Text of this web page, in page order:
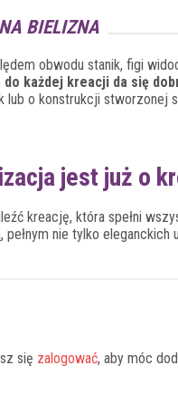
BIELIZNA
obwodu stanik, figi
do każdej kreacji da się
lub o konstrukcji stworzonej
jest już o
kreację, która spełni
, pełnym nie tylko
się zalogować, aby móc